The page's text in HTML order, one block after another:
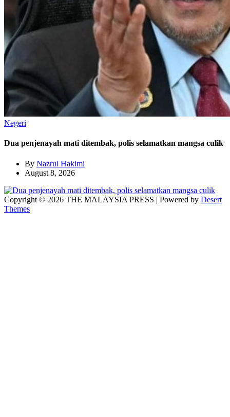
Negeri
Dua penjenayah mati ditembak, polis selamatkan mangsa culik
By Nazrul Hakimi
August 8, 2026
Copyright © 2026 THE MALAYSIA PRESS | Powered by Desert
Themes